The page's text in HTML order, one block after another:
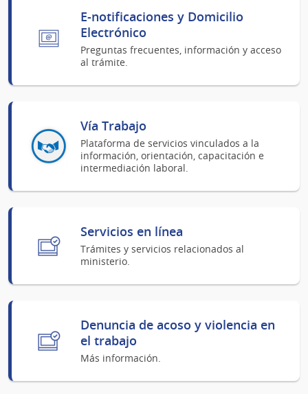
E-notificaciones y Domicilio
Electrónico
Preguntas frecuentes, información y acceso
al trámite.
Vía Trabajo
Plataforma de servicios vinculados a la
información, orientación, capacitación e
intermediación laboral.
Servicios en línea
Trámites y servicios relacionados al
ministerio.
Denuncia de acoso y violencia en
el trabajo
Más información.